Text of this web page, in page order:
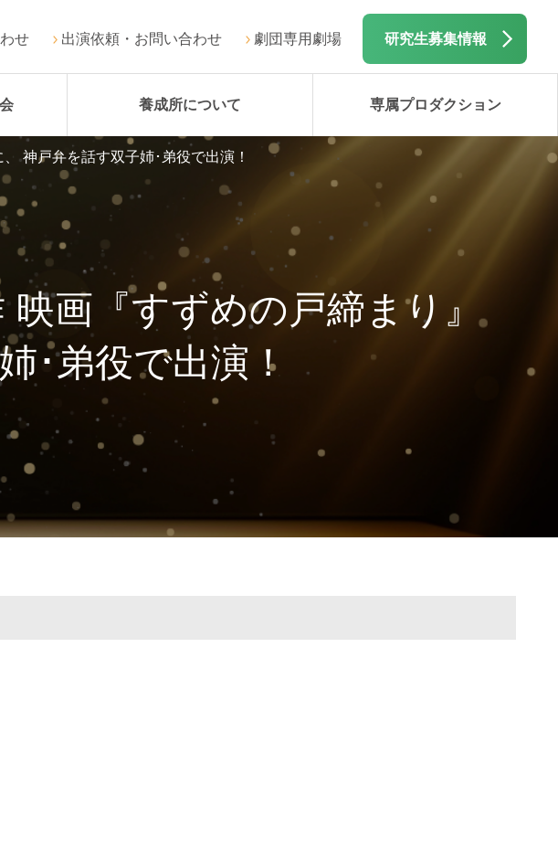
せ 出演依頼・お問い合わせ 劇団専用劇場 研究生募集情報
養成所について 専属プロダクション
画『すずめの戸締まり』
･弟役で出演！
神戸弁を話す双子姉･弟役で出演！